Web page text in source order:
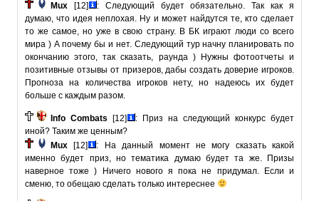
Mux [12]
: Следующий будет обязательно. Так как я
думаю, что идея неплохая. Ну и может найдутся те, кто сделает
то же самое, но уже в свою страну. В БК играют люди со всего
мира ) А почему бы и нет. Следующий тур начну планировать по
окончанию этого, так сказать, раунда ) Нужны фотоотчеты и
позитивные отзывы от призеров, дабы создать доверие игроков.
Прогноза на количества игроков нету, но надеюсь их будет
больше с каждым разом.
Info Combats [12]
: Приз на следующий конкурc будет
иной? Таким же ценным?
Mux [12]
: На данный момент не могу сказать какой
именно будет приз, но тематика думаю будет та же. Призы
наверное тоже ) Ничего нового я пока не придумал. Если и
сменю, то обещаю сделать только интереснее